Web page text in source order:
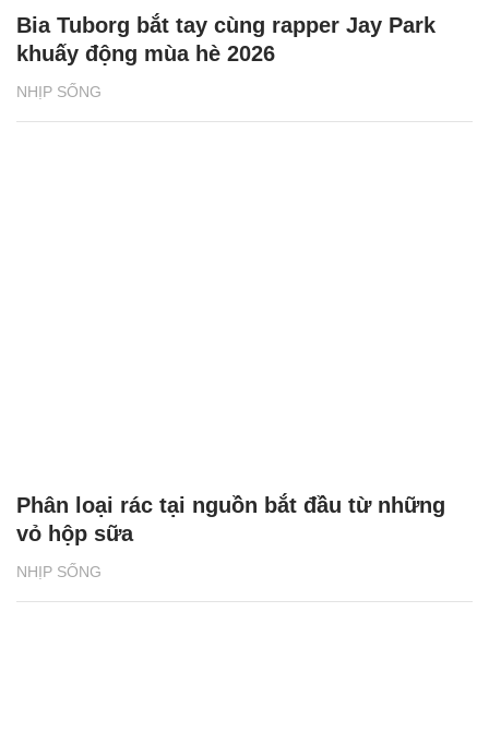
NHỊP SỐNG
Bia Tuborg bắt tay cùng rapper Jay Park
khuấy động mùa hè 2026
NHỊP SỐNG
Phân loại rác tại nguồn bắt đầu từ những
vỏ hộp sữa